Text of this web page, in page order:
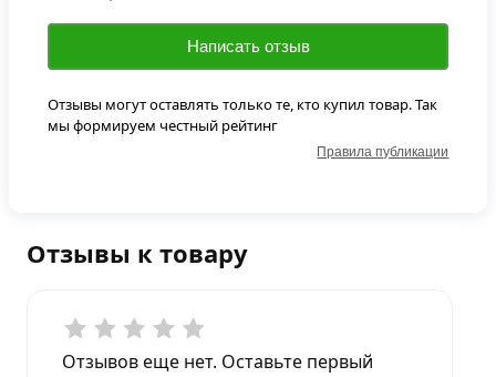
Отзывы к товару
Отзывов еще нет. Оставьте первый
Написать отзыв
Отзывы могут оставлять только те, кто купил товар. Так
мы формируем честный рейтинг
Правила публикации